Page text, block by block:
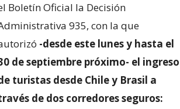
Boletín Oficial la Decisión
935, con la que
-desde este lunes y hasta el
de septiembre próximo- el ingreso
turistas desde Chile y Brasil a
de dos corredores seguros: